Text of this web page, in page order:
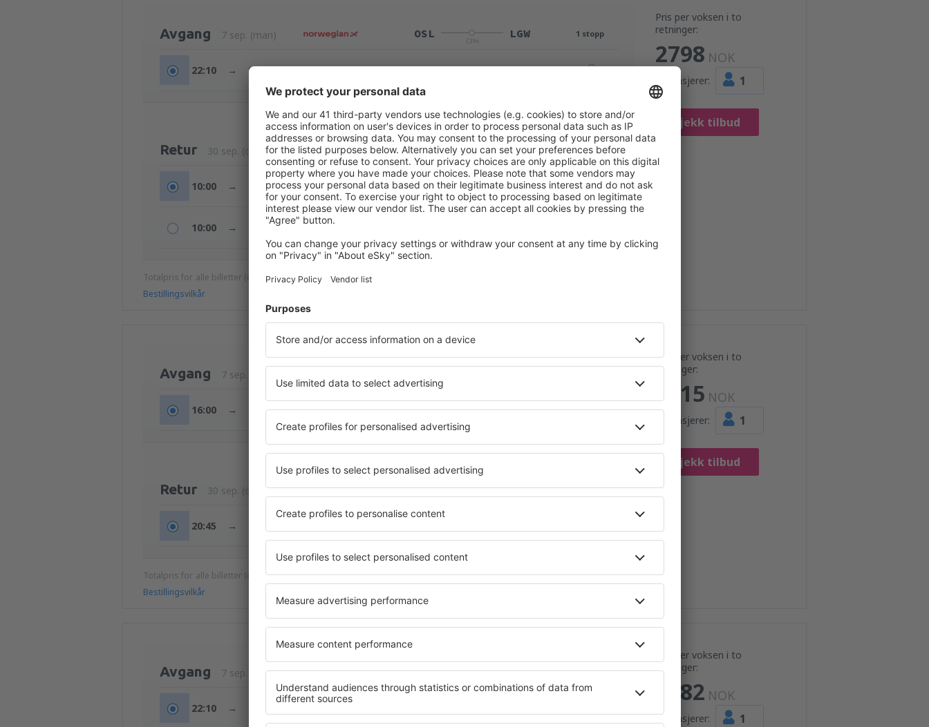
Pris per voksen i to
retninger:
2798 NOK
Passasjerer: 1
Sjekk tilbud
Avgang 7 sep. (man) OSL
CPH
LGW 1 stopp
22:10 → 09:10 Total reisetid: 12h detaljer
Retur 30 sep. (ons) LGW OSL 1 stopp
10:00 → 18:10 Total reisetid: 7h 10min detaljer
10:00 → 15:30 Total reisetid:
Totalpris for alle billetter (ekskludert serviceavgift på688
Bestillingsvilkår
Pris per voksen i to
retninger:
2915 NOK
Passasjerer: 1
Sjekk tilbud
Avgang 7 sep. (man)
16:00 → 20:00 Total reisetid: 5h detaljer
Retur 30 sep. (ons) LGW
CPH
OSL 1 stopp
20:45 →
Totalpris for alle billetter (ekskludert serviceavgift på701NOKper passasjer)
Bestillingsvilkår
Pris per voksen i to
retninger:
2982 NOK
Passasjerer: 1
Avgang 7 sep. (man) OSL LGW 1 stopp
22:10 →